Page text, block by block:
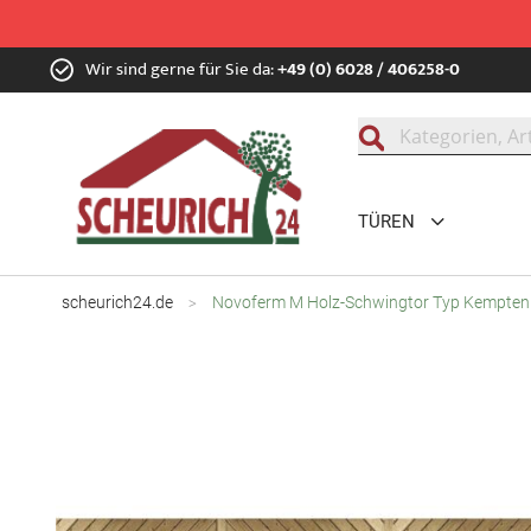
Zum
Inhalt Wir sind gerne für Sie da:+49 (0) 6028 / 406258-0
TÜREN
scheurich24.de Novoferm M Holz-Schwingtor Typ Kempten